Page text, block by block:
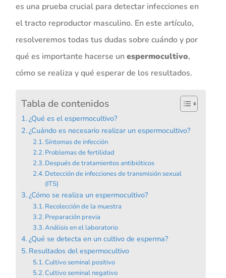
es una prueba crucial para detectar infecciones en
el tracto reproductor masculino. En este artículo,
resolveremos todas tus dudas sobre cuándo y por
qué es importante hacerse un espermocultivo,
cómo se realiza y qué esperar de los resultados.
Tabla de contenidos
¿Qué es el espermocultivo?
¿Cuándo es necesario realizar un espermocultivo?
Síntomas de infección
Problemas de fertilidad
Después de tratamientos antibióticos
Detección de infecciones de transmisión sexual
(ITS)
¿Cómo se realiza un espermocultivo?
Recolección de la muestra
Preparación previa
Análisis en el laboratorio
¿Qué se detecta en un cultivo de esperma?
Resultados del espermocultivo
Cultivo seminal positivo
Cultivo seminal negativo